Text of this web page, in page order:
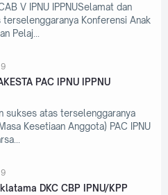
V IPNU IPPNUSelamat dan
Konferensi Anak
Pelaj
PAC IPNU IPPNU
sukses atas terselenggaranya
Kesetiaan Anggota) PAC IPNU
DKC CBP IPNU/KPP